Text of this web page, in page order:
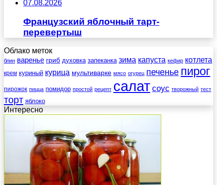
07.08.2026
Французский яблочный тарт-
перевертыш
Облако меток
блин варенье гриб духовка запеканка зима капуста кефир котлета
крем куриный курица мультиварке мясо огурец печенье пирог
пирожок пицца помидор простой рецепт салат соус творожный тест
торт яблоко
Интересно